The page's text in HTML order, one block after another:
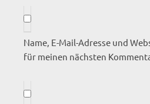
Name, E-Mail-Adresse und
für meinen nächsten